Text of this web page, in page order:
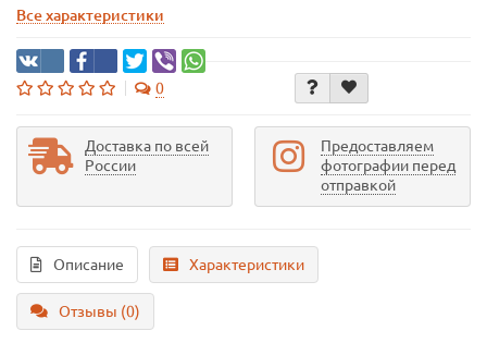
Все характеристики
0
Доставка по всей
России
Предоставляем
фотографии перед
отправкой
Описание Характеристики
Отзывы (0)